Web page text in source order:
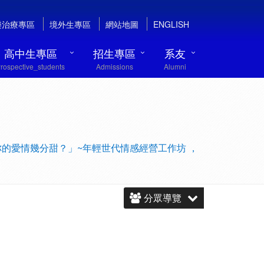
療專區 境外生專區 網站地圖 ENGLISH
高中生專區 招生專區
Admissions
系友
Alumni
愛情幾分甜？」~年輕世代情感經營工作坊 ，
分眾導覽